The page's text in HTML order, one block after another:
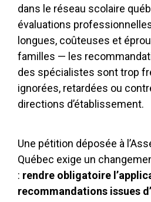
dans le réseau scolaire
évaluations
longues, coûteuses et
familles — les
des spécialistes sont trop
ignorées, retardées ou
directions d’établissement.
Une pétition déposée à
Québec exige un
: rendre obligatoire
recommandations issues